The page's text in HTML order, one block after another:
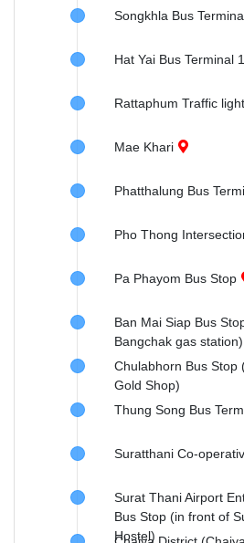
Songkhla Bus
Hat Yai Bus Terminal 1
Rattaphum Traffic
Mae Khari
Phatthalung Bus
Pho Thong
Pa Phayom Bus Stop
Ban Mai Siap Bus
Bangchak gas station)
Chulabhorn Bus Stop
Gold Shop)
Thung Song Bus
Suratthani Co-
Surat Thani Airport
Bus Stop (in front of
Hostel)